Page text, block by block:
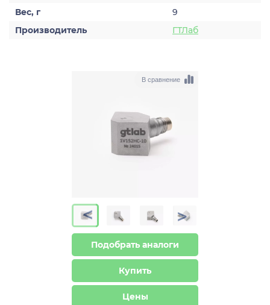
Вес, г
9
Производитель
ГТЛаб
В сравнение
> >
Подобрать аналоги
Купить
Цены